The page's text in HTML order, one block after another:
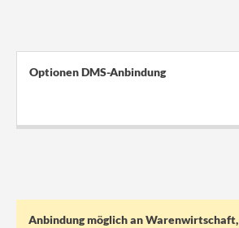
Optionen DMS-Anbindung
Anbindung möglich an Warenwirtschaft,